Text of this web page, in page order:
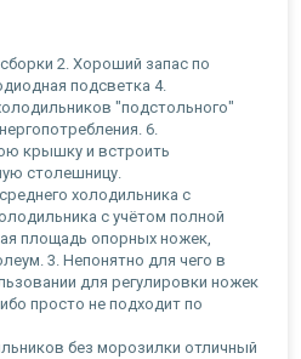
2. Хороший запас по
подсветка 4.
"подстольного"
6.
крышку и встроить
столешницу.
холодильника с
с учётом полной
площадь опорных ножек,
3. Непонятно для чего в
для регулировки ножек
просто не подходит по
без морозилки отличный